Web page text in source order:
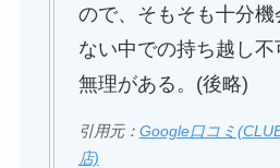
ので、そもそも十分機
ない中での持ち越し
無理がある。(後略)
引用元： Google口コミ
店)